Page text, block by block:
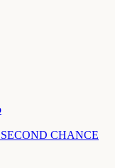
SECOND CHANCE